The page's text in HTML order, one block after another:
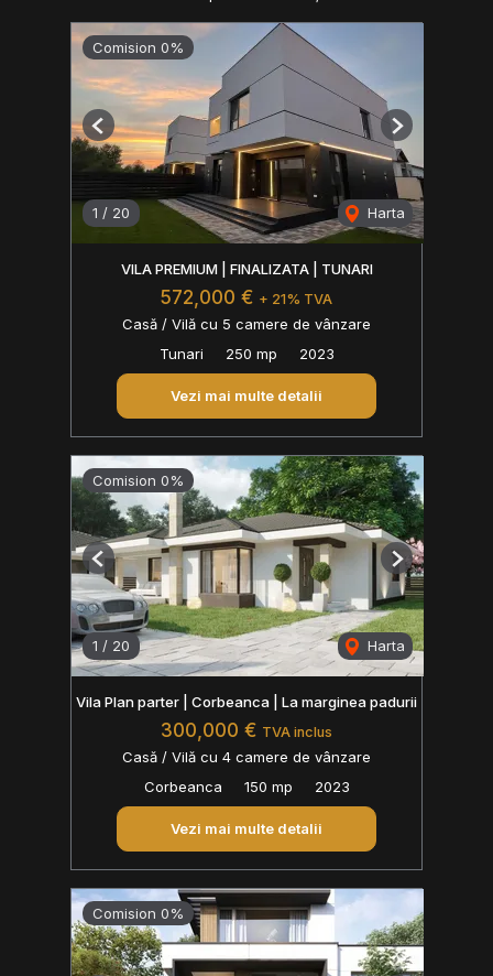
Comision 0%
1 / 20 Harta
Previous Next
VILA PREMIUM | FINALIZATA | TUNARI
572,000 € + 21% TVA
Casă / Vilă cu 5 camere de vânzare
Tunari
250 mp 2023
Vezi mai multe detalii
Comision 0%
1 / 20 Harta
Previous Next
Vila Plan parter | Corbeanca | La marginea padurii
300,000 € TVA inclus
Casă / Vilă cu 4 camere de vânzare
Corbeanca
150 mp 2023
Vezi mai multe detalii
Comision 0%